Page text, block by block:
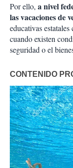
Por ello, a nivel
las vacaciones de
educativas
cuando existen
seguridad o el